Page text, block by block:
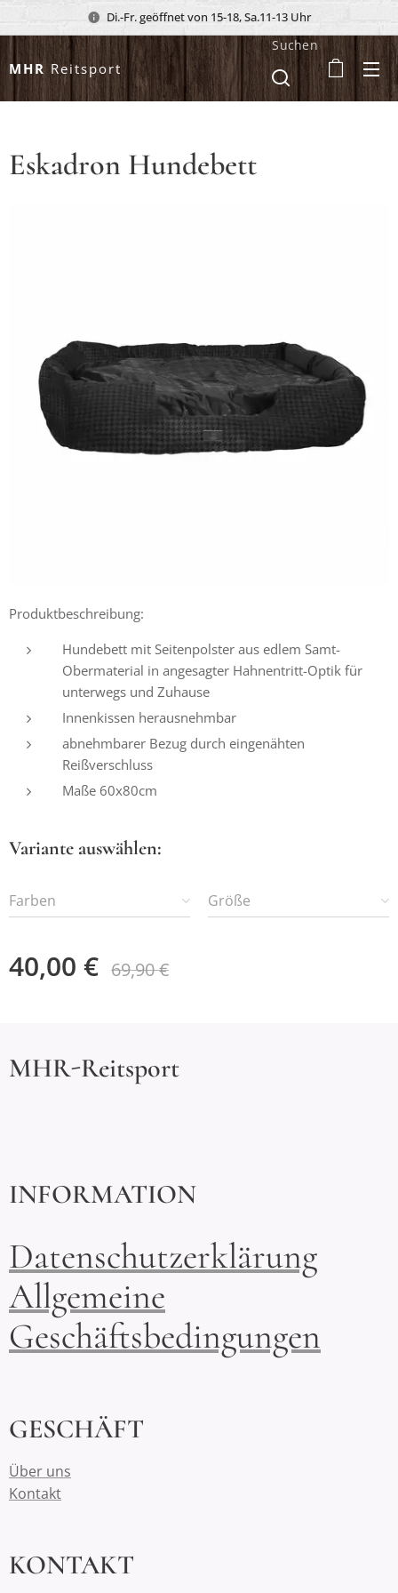
Di.-Fr. geöffnet von 15-18, Sa.11-13 Uhr
MHR Reitsport
Suchen
Eskadron Hundebett
Produktbeschreibung:
Hundebett mit Seitenpolster aus edlem Samt-
Obermaterial in angesagter Hahnentritt-Optik für
unterwegs und Zuhause
Innenkissen herausnehmbar
abnehmbarer Bezug durch eingenähten
Reißverschluss
Maße 60x80cm
Variante auswählen:
Farben Größe
40,00 € 69,90€
MHR-Reitsport
INFORMATION
Datenschutzerklärung
Allgemeine
Geschäftsbedingungen
GESCHÄFT
Über uns
Kontakt
KONTAKT